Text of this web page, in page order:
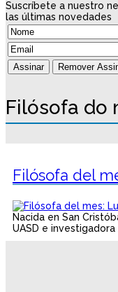
Suscríbete a nuestro
las últimas novedades
Filósofa do
Filósofa del
Nacida en San
UASD e